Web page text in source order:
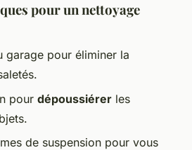
pour un nettoyage
garage pour éliminer la
pour dépoussiérer les
de suspension pour vous